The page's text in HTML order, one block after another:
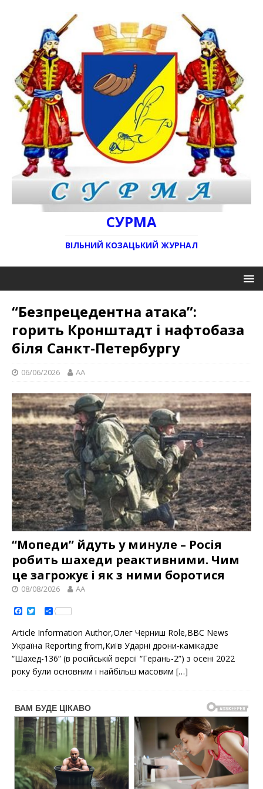
СУРМА
ВІЛЬНИЙ КОЗАЦЬКИЙ ЖУРНАЛ
“Безпрецедентна атака”:
горить Кронштадт і нафтобаза
біля Санкт-Петербургу
06/06/2026 AA
“Мопеди” йдуть у минуле – Росія
робить шахеди реактивними. Чим
це загрожує і як з ними боротися
08/08/2026 AA
a
c
e
b
o
o
k
t
t
e
r
S
h
r
e
Article Information Author,Олег Черниш Role,ВВС News
Україна Reporting from,Київ Ударні дрони-камікадзе
“Шахед-136” (в російській версії “Герань-2”) з осені 2022
року були основним і найбільш масовим […]